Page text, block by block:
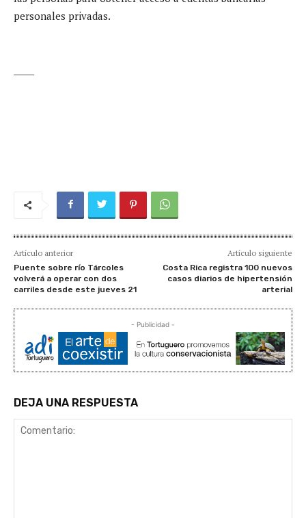
personales privadas.
Artículo anterior
Puente sobre río Tárcoles
volverá a operar con dos
carriles desde este jueves 21
Artículo siguiente
Costa Rica registra 100 nuevos
casos diarios de hipertensión
arterial
- Publicidad -
DEJA UNA RESPUESTA